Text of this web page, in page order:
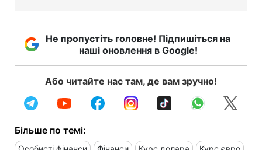
Не пропустіть головне! Підпишіться на
наші оновлення в Google!
Або читайте нас там, де вам зручно!
Більше по темі: